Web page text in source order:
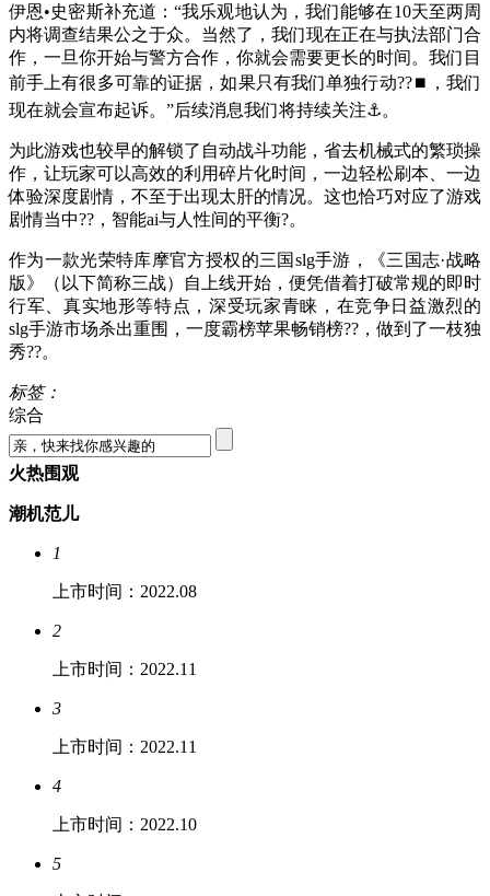
伊恩•史密斯补充道：“我乐观地认为，我们能够在10天至两周
内将调查结果公之于众。当然了，我们现在正在与执法部门合
作，一旦你开始与警方合作，你就会需要更长的时间。我们目
前手上有很多可靠的证据，如果只有我们单独行动??⏹，我们
现在就会宣布起诉。”后续消息我们将持续关注⚓。
为此游戏也较早的解锁了自动战斗功能，省去机械式的繁琐操
作，让玩家可以高效的利用碎片化时间，一边轻松刷本、一边
体验深度剧情，不至于出现太肝的情况。这也恰巧对应了游戏
剧情当中??，智能ai与人性间的平衡?。
作为一款光荣特库摩官方授权的三国slg手游，《三国志·战略
版》（以下简称三战）自上线开始，便凭借着打破常规的即时
行军、真实地形等特点，深受玩家青睐，在竞争日益激烈的
slg手游市场杀出重围，一度霸榜苹果畅销榜??，做到了一枝独
秀??。
标签：
综合
火热围观
潮机范儿
1
上市时间：2022.08
2
上市时间：2022.11
3
上市时间：2022.11
4
上市时间：2022.10
5